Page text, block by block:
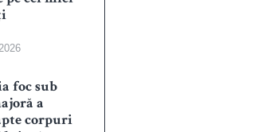
foc sub
a
corpuri